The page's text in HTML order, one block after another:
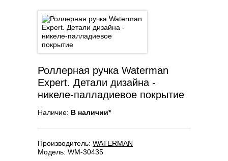
Роллерная ручка Waterman
Expert. Детали дизайна -
никеле-палладиевое покрытие
Наличие: В наличии*
Производитель: WATERMAN
Модель: WM-30435